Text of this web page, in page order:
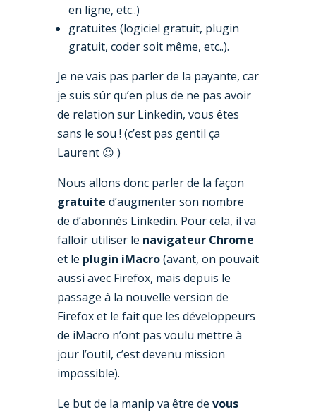
en ligne, etc..)
gratuites (logiciel gratuit, plugin
gratuit, coder soit même, etc..).
Je ne vais pas parler de la payante, car
je suis sûr qu’en plus de ne pas avoir
de relation sur Linkedin, vous êtes
sans le sou ! (c’est pas gentil ça
Laurent 😉 )
Nous allons donc parler de la façon
gratuite d’augmenter son nombre
de d’abonnés Linkedin. Pour cela, il va
falloir utiliser le navigateur Chrome
et le plugin iMacro(avant, on pouvait
aussi avec Firefox, mais depuis le
passage à la nouvelle version de
Firefox et le fait que les développeurs
de iMacro n’ont pas voulu mettre à
jour l’outil, c’est devenu mission
impossible).
Le but de la manip va être de vous